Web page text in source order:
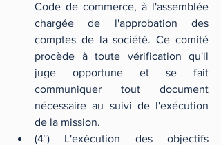
Code de commerce, à l'assemblée
chargée de l'approbation des
comptes de la société. Ce comité
procède à toute vérification qu'il
juge opportune et se fait
communiquer tout document
nécessaire au suivi de l'exécution
de la mission.
(4°) L'exécution des objectifs